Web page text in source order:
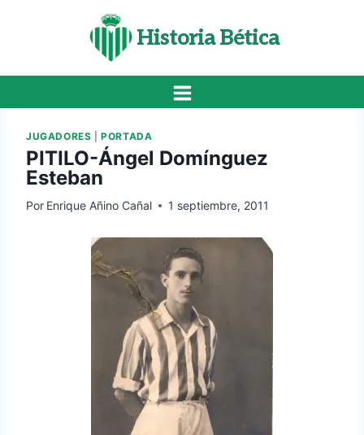
Historia Bética
JUGADORES |PORTADA
PITILO-Ángel Domínguez
Esteban
Por Enrique Añino Cañal 1 septiembre, 2011